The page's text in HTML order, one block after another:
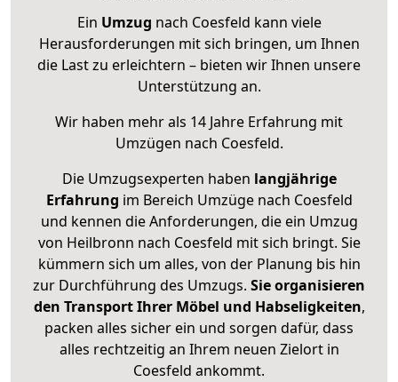
Ein Umzug nach Coesfeld kann viele
Herausforderungen mit sich bringen, um Ihnen
die Last zu erleichtern – bieten wir Ihnen unsere
Unterstützung an.
Wir haben mehr als 14 Jahre Erfahrung mit
Umzügen nach Coesfeld.
Die Umzugsexperten haben langjährige
Erfahrung im Bereich Umzüge nach Coesfeld
und kennen die Anforderungen, die ein Umzug
von Heilbronn nach Coesfeld mit sich bringt. Sie
kümmern sich um alles, von der Planung bis hin
zur Durchführung des Umzugs. Sie organisieren
den Transport Ihrer Möbel und Habseligkeiten,
packen alles sicher ein und sorgen dafür, dass
alles rechtzeitig an Ihrem neuen Zielort in
Coesfeld ankommt.